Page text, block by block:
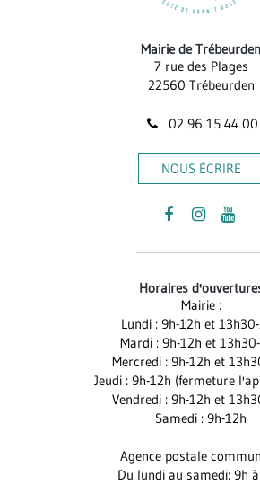
Mairie de Trébeurden
7 rue des Plages
22560 Trébeurden
02 96 15 44 00
NOUS ÉCRIRE
Lien
compte
Facebook
Lien
compte
Lien
Horaires
Mairie :
Lundi : 9h-12h et
Mardi : 9h-12h et
Mercredi : 9h-12h et
Jeudi : 9h-12h (fermeture
Vendredi : 9h-12h et
Samedi : 9h-12h
Agence postale
Du lundi au samedi: 9h